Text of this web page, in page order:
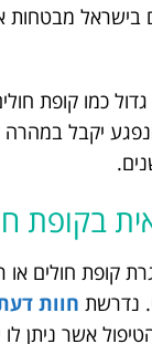
בישראל מבטחות
כמו קופת
יקבל
בקופת
קופת חולים
נדרשת חוות
אשר ניתן לו